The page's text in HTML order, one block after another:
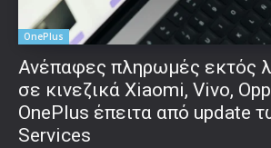
OnePlus
Ανέπαφες πληρωμές εκτός
σε κινεζικά Xiaomi, Vivo,
OnePlus έπειτα από update
Services